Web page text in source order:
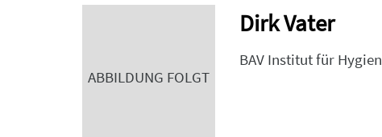
ABBILDUNG FOLGT
Dirk Vater
BAV Institut für